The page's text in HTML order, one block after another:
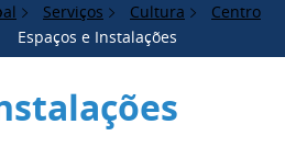
Serviços Cultura
Centro
Espaços e Instalações